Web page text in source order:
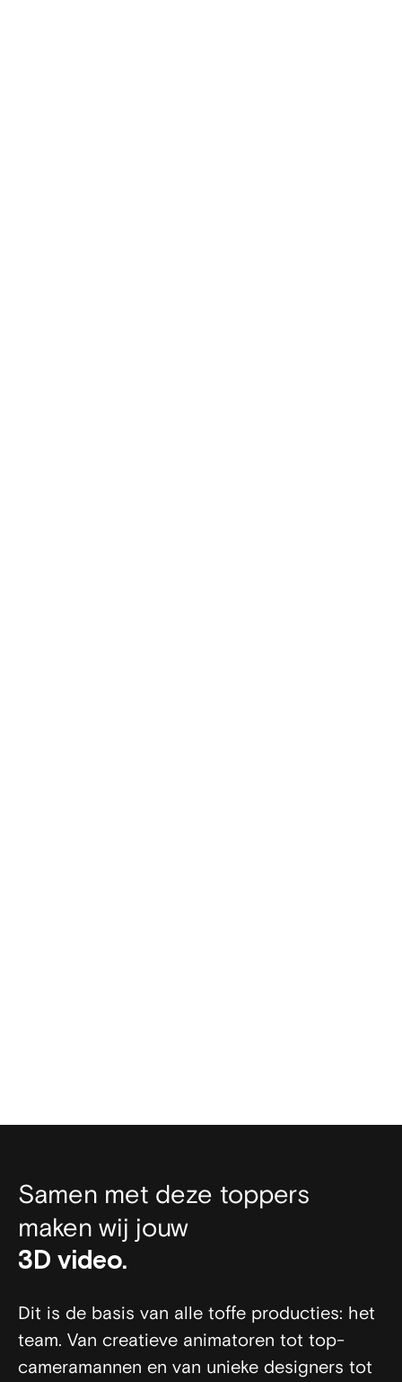
Samen met deze toppers
maken wij jouw
film.
animatie.
video.
3D video.
Dit is de basis van alle toffe producties: het
team. Van creatieve animatoren tot top-
cameramannen en van unieke designers tot